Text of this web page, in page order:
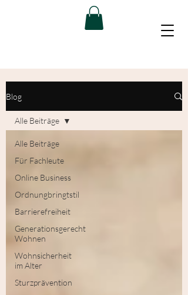
Blog
Alle Beiträge
Für Fachleute
Online Business
Ordnungbringtstil
Barrierefreiheit
Generationsgerecht
Wohnen
Wohnsicherheit
im Alter
Sturzprävention
Alle Beiträge